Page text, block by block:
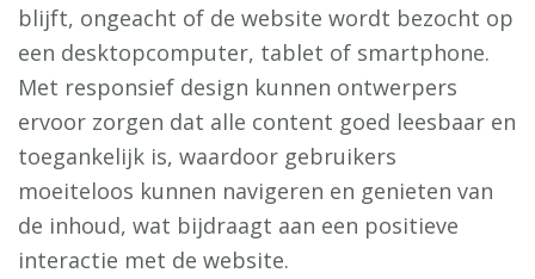
blijft, ongeacht of de website wordt bezocht op
een desktopcomputer, tablet of smartphone.
Met responsief design kunnen ontwerpers
ervoor zorgen dat alle content goed leesbaar en
toegankelijk is, waardoor gebruikers
moeiteloos kunnen navigeren en genieten van
de inhoud, wat bijdraagt aan een positieve
interactie met de website.